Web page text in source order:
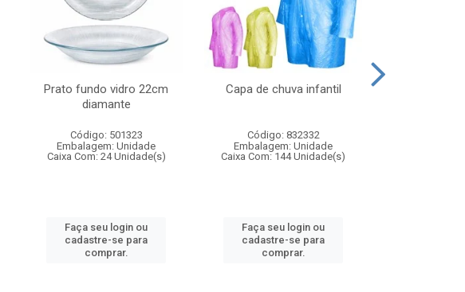
Prato fundo vidro 22cm
diamante
Código: 501323
Embalagem: Unidade
Caixa Com: 24 Unidade(s)
Faça seu login ou
cadastre-se para
comprar.
Capa de chuva infantil
Código: 832332
Embalagem: Unidade
Caixa Com: 144 Unidade(s)
Faça seu login ou
cadastre-se para
comprar.